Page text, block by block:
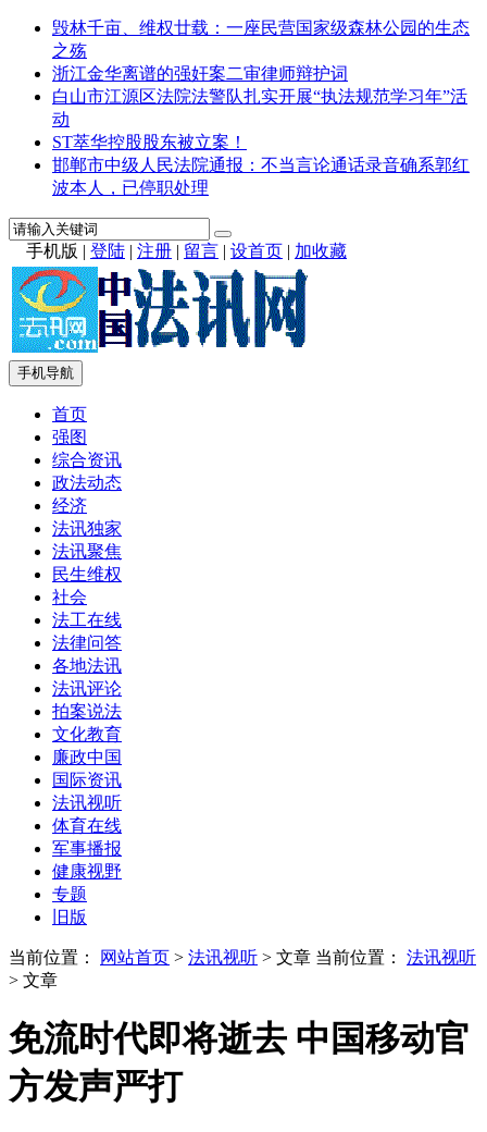
毁林千亩、维权廿载：一座民营国家级森林公园的生态
之殇
浙江金华离谱的强奸案二审律师辩护词
白山市江源区法院法警队扎实开展“执法规范学习年”活
动
ST萃华控股股东被立案！
邯郸市中级人民法院通报：不当言论通话录音确系郭红
波本人，已停职处理
手机版 | 登陆 | 注册 | 留言 | 设首页 | 加收藏
手机导航
首页
强图
综合资讯
政法动态
经济
法讯独家
法讯聚焦
民生维权
社会
法工在线
法律问答
各地法讯
法讯评论
拍案说法
文化教育
廉政中国
国际资讯
法讯视听
体育在线
军事播报
健康视野
专题
旧版
当前位置： 网站首页 > 法讯视听 > 文章 当前位置： 法讯视听
> 文章
免流时代即将逝去 中国移动官
方发声严打